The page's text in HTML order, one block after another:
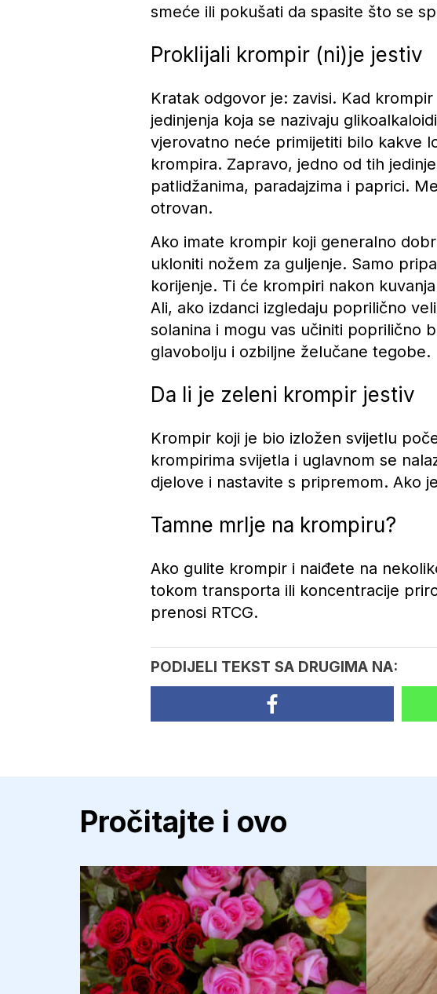
smeće ili pokušati da spasite što se
Proklijali krompir (ni)je jestiv
Kratak odgovor je: zavisi. Kad
jedinjenja koja se nazivaju
vjerovatno neće primijetiti bilo kakve
krompira. Zapravo, jedno od tih
patlidžanima, paradajzima i paprici.
otrovan.
Ako imate krompir koji generalno
ukloniti nožem za guljenje. Samo
korijenje. Ti će krompiri nakon
Ali, ako izdanci izgledaju poprilično
solanina i mogu vas učiniti poprilično
glavobolju i ozbiljne želučane tegobe.
Da li je zeleni krompir jestiv
Krompir koji je bio izložen svijetlu
krompirima svijetla i uglavnom se
djelove i nastavite s pripremom. Ako
Tamne mrlje na krompiru?
Ako gulite krompir i naiđete na
tokom transporta ili koncentracije
prenosi RTCG.
PODIJELI TEKST SA DRUGIMA NA:
Pročitajte i ovo